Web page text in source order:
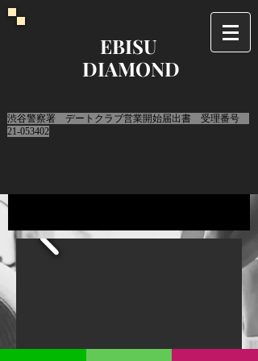
EBISU
DIAMOND
​渋谷警察署 デートクラブ営業開始届出書 受理番号
21-053402